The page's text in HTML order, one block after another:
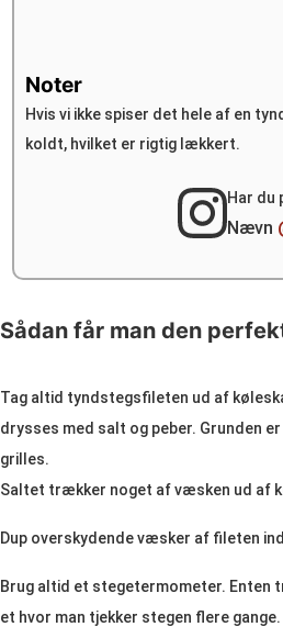
Noter
Hvis vi ikke spiser det hele af en
koldt, hvilket er rigtig lækkert.
Har du
Nævn
Sådan får man den
Tag altid tyndstegsfileten ud af
drysses med salt og peber. Grunden
grilles.
Saltet trækker noget af væsken ud af
Dup overskydende væsker af fileten
Brug altid et stegetermometer.
et hvor man tjekker stegen flere gange.